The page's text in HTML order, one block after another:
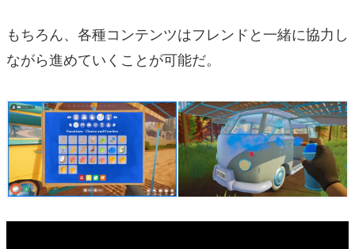
もちろん、各種コンテンツはフレンドと一緒に協力し
ながら進めていくことが可能だ。